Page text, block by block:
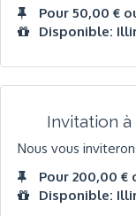
Pour 50,00 €
Disponible:
Invitation
Nous vous
Pour 200,00 €
Disponible: